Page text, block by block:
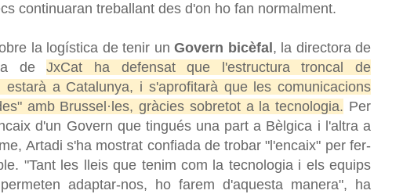
continuaran treballant des d'on ho fan normalment.
la logística de tenir unGovern bicèfal , la directora de
deJxCat ha defensat que l'estructura troncal de
estarà a Catalunya, i s'aprofitarà que les comunicacions
amb Brussel·les, gràcies sobretot a la tecnologia. Per
d'un Govern que tingués una part a Bèlgica i l'altra a
Artadi s'ha mostrat confiada de trobar "l'encaix" per fer-
"Tant les lleis que tenim com la tecnologia i els equips
adaptar-nos, ho farem d'aquesta manera", ha